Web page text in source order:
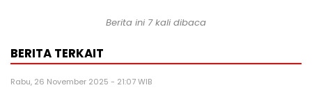
Berita ini 7 kali dibaca
BERITA TERKAIT
Rabu, 26 November 2025 - 21:07 WIB